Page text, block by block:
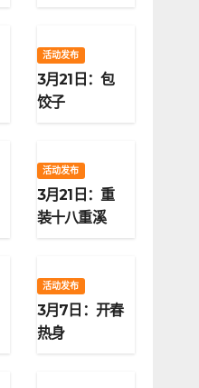
活动发布
3月21日：包
饺子
活动发布
3月21日：重
装十八重溪
活动发布
3月7日：开春
热身